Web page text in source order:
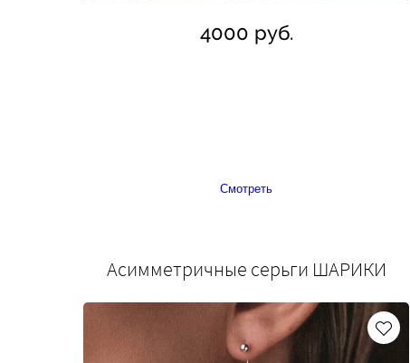
4000 руб.
Смотреть
Асимметричные серьги ШАРИКИ